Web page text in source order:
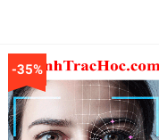
-35%